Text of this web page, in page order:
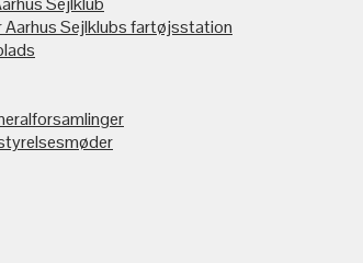
Aarhus Sejlklubs fartøjsstation